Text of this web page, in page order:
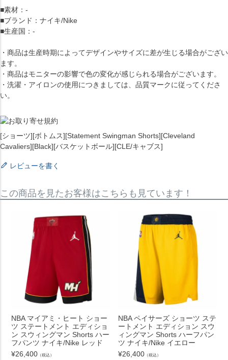
■素材：-
■ブランド：ナイキ/Nike
■生産国：-
・商品は生産時期によってデザインやサイズに差が生じる場合がござい
ます。
・商品はモニターの影響で色の変化が感じられる場合がございます。
・洗濯・アイロンの使用につきましては、品質マークに従ってくださ
い。
[ショーツ][ボトムス][Statement Swingman Shorts][Cleveland
Cavaliers][Black][バスケットボール][CLE/キャブス]
レビューを書く
この商品を見たお客様はこちらも見ています！
NBA マイアミ・ヒート ショー
ツ ステートメント エディショ
ン スウィングマン Shorts ハー
フパンツ ナイキ/Nike レッド
¥26,400 （税込）
NBA ペイサーズ ショーツ ステ
ートメント エディション スウ
ィングマン Shorts ハーフパン
ツ ナイキ/Nike イエロー
¥26,400 （税込）